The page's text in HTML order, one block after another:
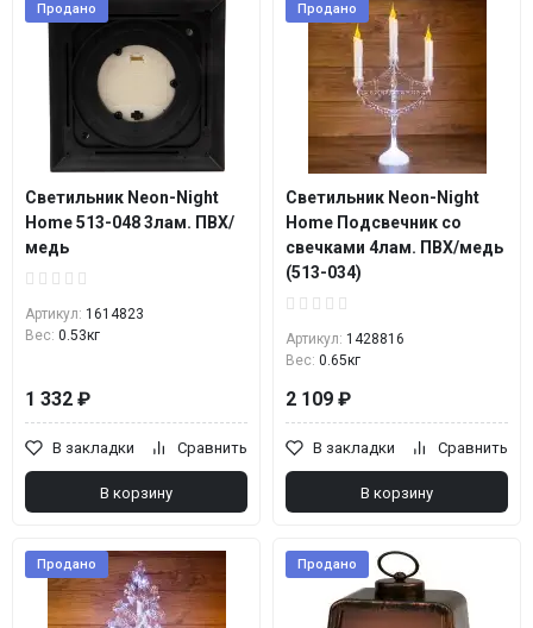
Продано
Светильник Neon-Night
Home 513-048 3лам. ПВХ/
медь
Артикул: 1614823
Вес: 0.53кг
1 332 ₽
В закладки Сравнить
В корзину
Продано
Светильник Neon-Night
Home Подсвечник со
свечками 4лам. ПВХ/медь
(513-034)
Артикул: 1428816
Вес: 0.65кг
2 109 ₽
В закладки Сравнить
В корзину
Продано Продано